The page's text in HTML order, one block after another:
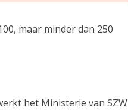
maar minder dan 250
het Ministerie van SZW